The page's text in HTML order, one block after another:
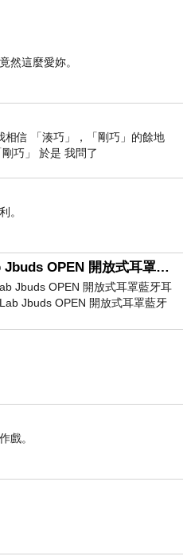
然這麼愛妳。
相信 「湊巧」，「剛巧」的餘地
巧」 於是 我問了
。
開箱｜JLab Jbuds OPEN 開放式耳罩藍牙耳機 - 設計美學，輕巧、透氣、環境音全物理達成！
Jbuds OPEN 開放式耳罩藍牙耳
Jbuds OPEN 開放式耳罩藍牙
有特色，值得喜愛美型工
戲。